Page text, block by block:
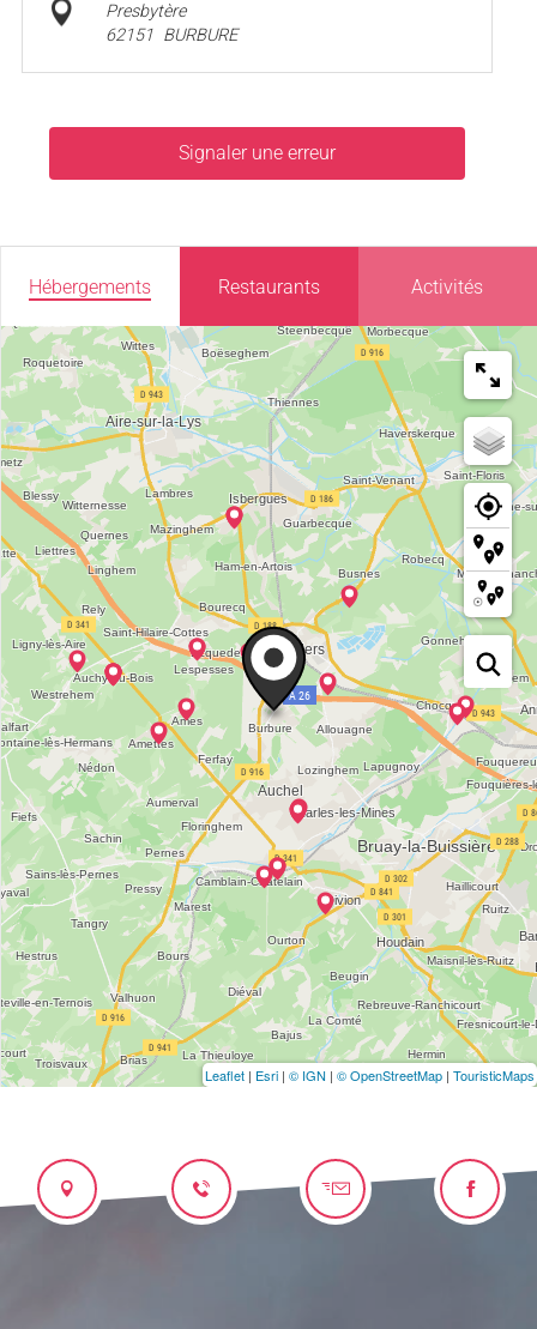
Presbytère
62151 BURBURE
Signaler une erreur
Hébergements Restaurants Activités
Leaflet | Esri | © IGN | © OpenStreetMap | TouristicMaps